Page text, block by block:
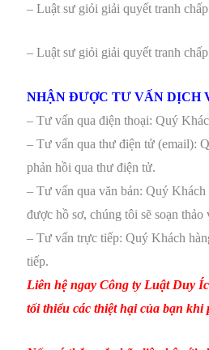
– Luật sư giỏi giải quyết tranh
– Luật sư giỏi giải quyết tranh
NHẬN ĐƯỢC TƯ VẤN DỊCH
– Tư vấn qua điện thoại: Quý
– Tư vấn qua thư điện tử (email):
phản hồi qua thư điện tử.
– Tư vấn qua văn bản: Quý
được hồ sơ, chúng tôi sẽ soạn
– Tư vấn trực tiếp: Quý Khách
tiếp.
Liên hệngayCông ty Luật Duy
tối thiểu các thiệt hại của bạn khi